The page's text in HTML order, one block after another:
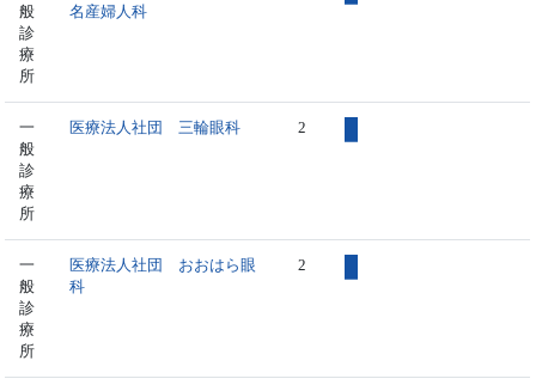
般
診
療
所
名産婦人科
一
般
診
療
所
医療法人社団 三輪眼科 2
一
般
診
療
所
医療法人社団 おおはら眼
科
2